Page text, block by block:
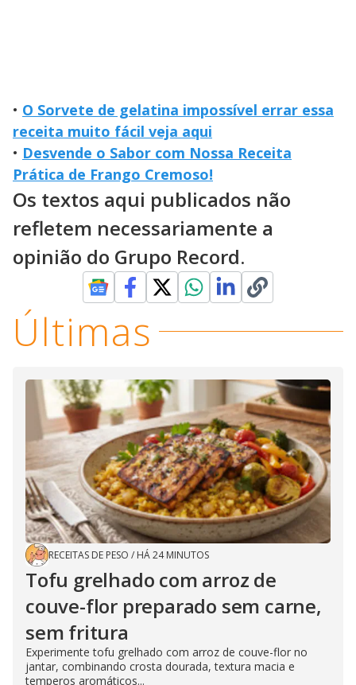
• O Sorvete de gelatina impossível errar essa
receita muito fácil veja aqui
• Desvende o Sabor com Nossa Receita
Prática de Frango Cremoso!
Os textos aqui publicados não
refletem necessariamente a
opinião do Grupo Record.
Últimas
RECEITAS DE PESO / HÁ 24 MINUTOS
Tofu grelhado com arroz de
couve-flor preparado sem carne,
sem fritura
Experimente tofu grelhado com arroz de couve-flor no
jantar, combinando crosta dourada, textura macia e
temperos aromáticos...